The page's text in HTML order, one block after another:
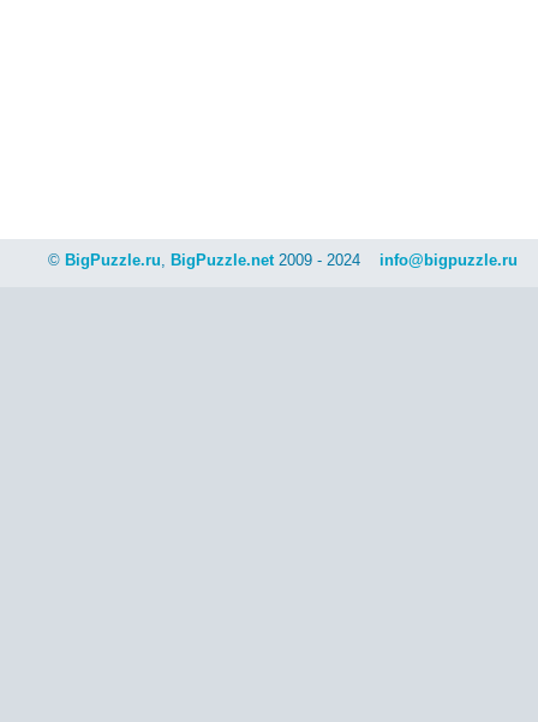
© BigPuzzle.ru, BigPuzzle.net2009 - 2024 info@bigpuzzle.ru